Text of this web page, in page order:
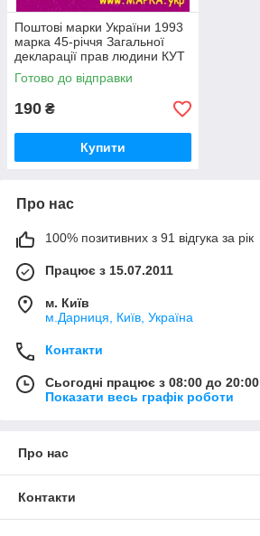
Поштові марки України 1993
марка 45-річчя Загальної
декларації прав людини КУТ
З НАПИСОМ УКР
Готово до відправки
190 ₴
Купити
Про нас
100% позитивних з 91 відгука за рік
Працює з 15.07.2011
м. Київ
м.Дарниця, Київ, Україна
Контакти
Сьогодні працює з 08:00 до 20:00
Показати весь графік роботи
Про нас
Контакти